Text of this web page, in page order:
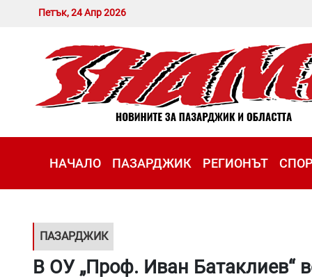
Петък, 24 Апр 2026
НАЧАЛО ПАЗАРДЖИК РЕГИОНЪТ
ПАЗАРДЖИК
В ОУ „Проф. Иван Батаклиев“